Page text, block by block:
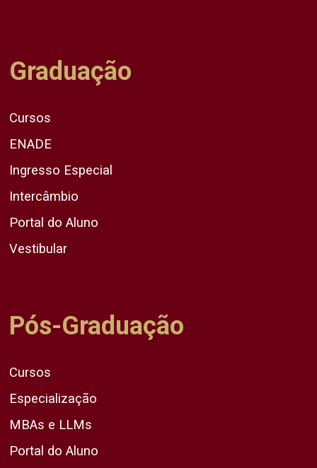
Graduação
Cursos
ENADE
Ingresso Especial
Intercâmbio
Portal do Aluno
Vestibular
Pós-Graduação
Cursos
Especialização
MBAs e LLMs
Portal do Aluno